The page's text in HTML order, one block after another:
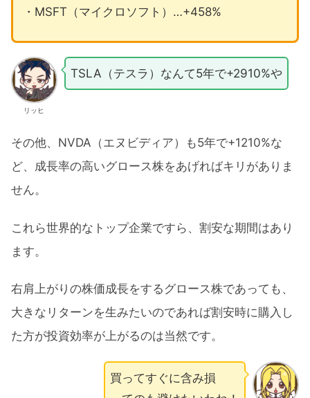
・MSFT（マイクロソフト）…+458%
リッヒ
TSLA（テスラ）なんて5年で+2910%や
その他、NVDA（エヌビディア）も5年で+1210%な
ど、成長率の高いグロース株をあげればキリがありま
せん。
これら世界的なトップ企業ですら、割安な期間はあり
ます。
右肩上がりの株価成長をするグロース株であっても、
大きなリターンを生みたいのであれば割安時に購入し
た方が投資効率が上がるのは当然です。
買ってすぐに含み損